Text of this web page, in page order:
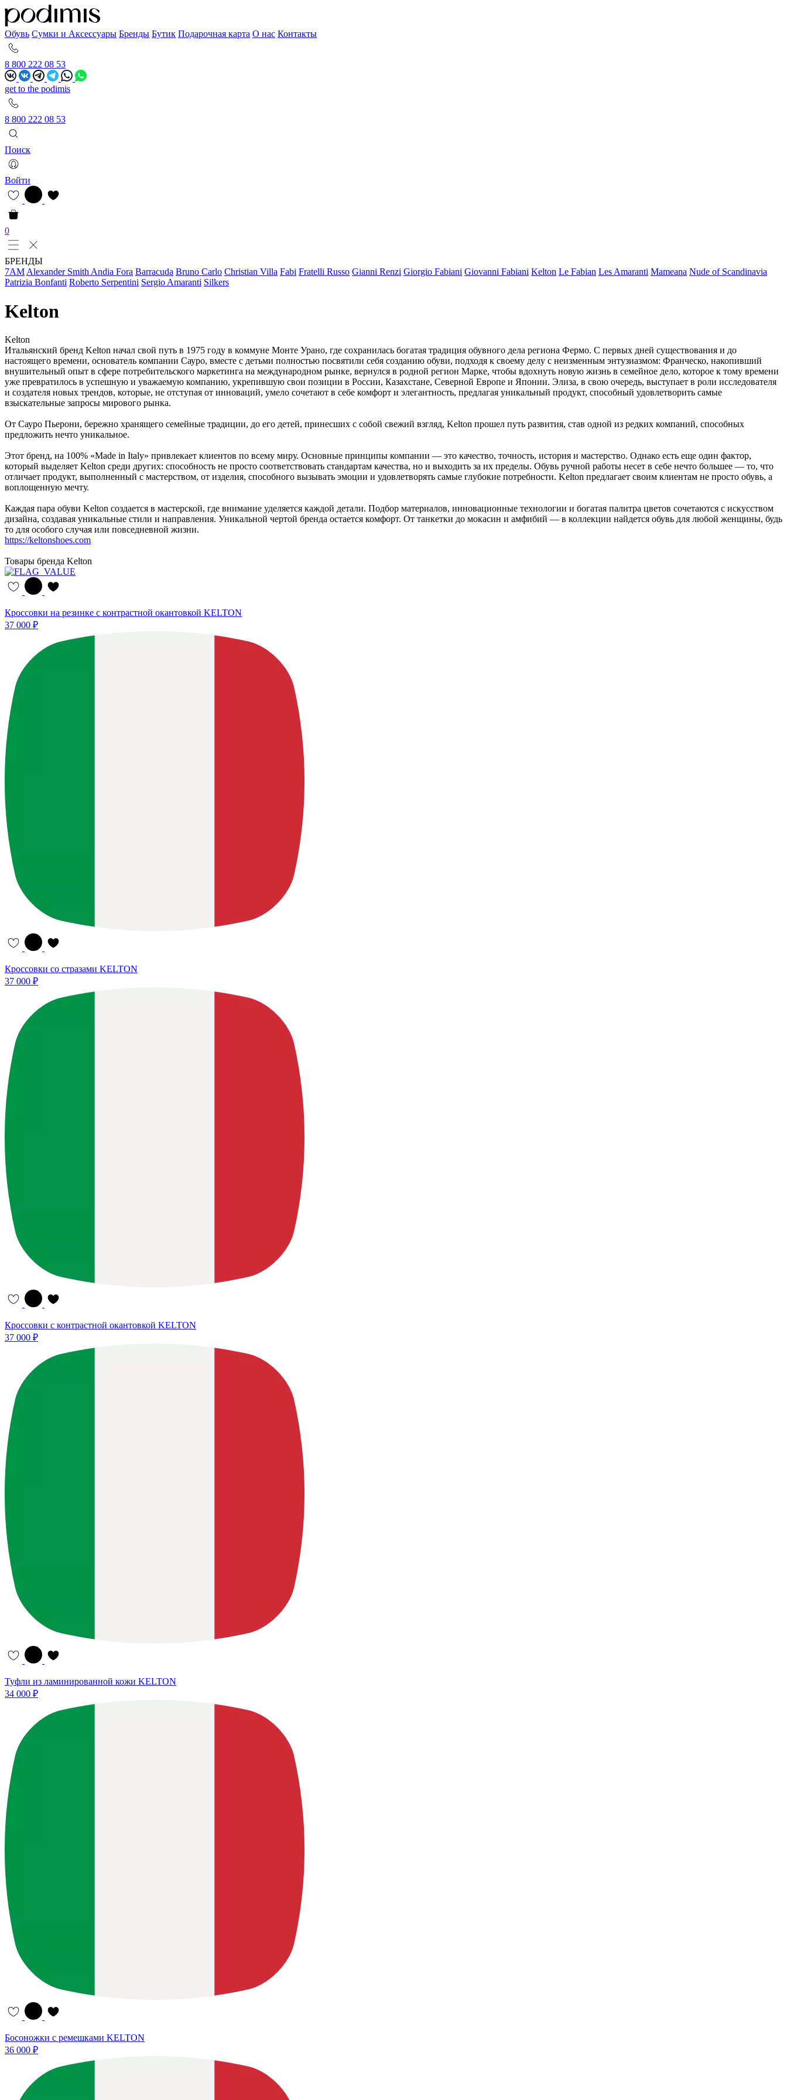
Обувь Сумки и Аксессуары Бренды Бутик Подарочная карта О нас Контакты
8 800 222 08 53
get to the podimis
8 800 222 08 53
Поиск
Войти
0
БРЕНДЫ
7AM Alexander Smith Andia Fora Barracuda Bruno Carlo Christian Villa Fabi Fratelli Russo Gianni Renzi Giorgio Fabiani Giovanni Fabiani Kelton Le Fabian Les Amaranti Mameana Nude of Scandinavia
Patrizia Bonfanti Roberto Serpentini Sergio Amaranti Silkers
Kelton
Kelton
Итальянский бренд Kelton начал свой путь в 1975 году в коммуне Монте Урано, где сохранилась богатая традиция обувного дела региона Фермо. С первых дней существования и до
настоящего времени, основатель компании Сауро, вместе с детьми полностью посвятили себя созданию обуви, подходя к своему делу с неизменным энтузиазмом: Франческо, накопивший
внушительный опыт в сфере потребительского маркетинга на международном рынке, вернулся в родной регион Марке, чтобы вдохнуть новую жизнь в семейное дело, которое к тому времени
уже превратилось в успешную и уважаемую компанию, укрепившую свои позиции в России, Казахстане, Северной Европе и Японии. Элиза, в свою очередь, выступает в роли исследователя
и создателя новых трендов, которые, не отступая от инноваций, умело сочетают в себе комфорт и элегантность, предлагая уникальный продукт, способный удовлетворить самые
взыскательные запросы мирового рынка.
От Сауро Пьерони, бережно хранящего семейные традиции, до его детей, принесших с собой свежий взгляд, Kelton прошел путь развития, став одной из редких компаний, способных
предложить нечто уникальное.
Этот бренд, на 100% «Made in Italy» привлекает клиентов по всему миру. Основные принципы компании — это качество, точность, история и мастерство. Однако есть еще один фактор,
который выделяет Kelton среди других: способность не просто соответствовать стандартам качества, но и выходить за их пределы. Обувь ручной работы несет в себе нечто большее — то, что
отличает продукт, выполненный с мастерством, от изделия, способного вызывать эмоции и удовлетворять самые глубокие потребности. Kelton предлагает своим клиентам не просто обувь, а
воплощенную мечту.
Каждая пара обуви Kelton создается в мастерской, где внимание уделяется каждой детали. Подбор материалов, инновационные технологии и богатая палитра цветов сочетаются с искусством
дизайна, создавая уникальные стили и направления. Уникальной чертой бренда остается комфорт. От танкетки до мокасин и амфибий — в коллекции найдется обувь для любой женщины, будь
то для особого случая или повседневной жизни.
https://keltonshoes.com
Товары бренда Kelton
Кроссовки на резинке с контрастной окантовкой KELTON
37 000 ₽
Кроссовки со стразами KELTON
37 000 ₽
Кроссовки с контрастной окантовкой KELTON
37 000 ₽
Туфли из ламинированной кожи KELTON
34 000 ₽
Босоножки с ремешками KELTON
36 000 ₽